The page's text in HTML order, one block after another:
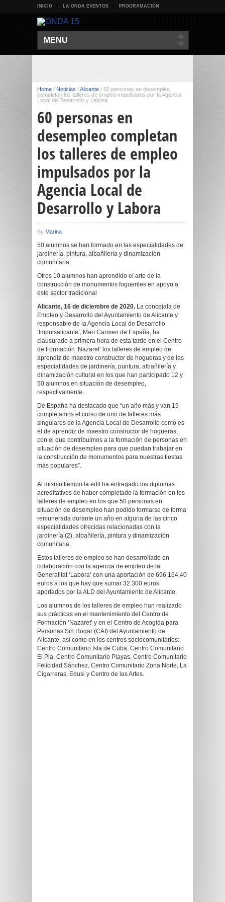
INICIO LA ONDA EVENTOS PROGRAMACIÓN
MENU
Home / Noticias /Alicante / 60 personas en desempleo
completan los talleres de empleo impulsados por la Agencia
Local de Desarrollo y Labora
60 personas en
desempleo completan
los talleres de empleo
impulsados por la
Agencia Local de
Desarrollo y Labora
By Marina
50 alumnos se han formado en las especialidades de
jardinería, pintura, albañilería y dinamización
comunitaria
Otros 10 alumnos han aprendido el arte de la
construcción de monumentos fogueriles en apoyo a
este sector tradicional
Alicante, 16 de diciembre de 2020. La concejala de
Empleo y Desarrollo del Ayuntamiento de Alicante y
responsable de la Agencia Local de Desarrollo
‘Impulsalicante’, Mari Carmen de España, ha
clausurado a primera hora de esta tarde en el Centro
de Formación ‘Nazaret’ los talleres de empleo de
aprendiz de maestro constructor de hogueras y de las
especialidades de jardinería, puntura, albañilería y
dinamización cultural en los que han participado 12 y
50 alumnos en situación de desempleo,
respectivamente.
De España ha destacado que “un año más y van 19
completamos el curso de uno de talleres más
singulares de la Agencia Local de Desarrollo como es
el de aprendiz de maestro constructor de hogueras,
con el que contribuimos a la formación de personas en
situación de desempleo para que puedan trabajar en
la construcción de monumentos para nuestras fiestas
más populares”.
Al mismo tiempo la edil ha entregado los diplomas
acreditativos de haber completado la formación en los
talleres de empleo en los que 50 personas en
situación de desempleo han podido formarse de forma
remunerada durante un año en alguna de las cinco
especialidades ofrecidas relacionadas con la
jardinería (2), albañilería, pintura y dinamización
comunitaria.
Estos talleres de empleo se han desarrollado en
colaboración con la agencia de empleo de la
Generalitat ‘Labora’ con una aportación de 696.164,40
euros a los que hay que sumar 32.300 euros
aportados por la ALD del Ayuntamiento de Alicante.
Los alumnos de los talleres de empleo han realizado
sus prácticas en el mantenimiento del Centro de
Formación ‘Nazaret’ y en el Centro de Acogida para
Personas Sin Hogar (CAI) del Ayuntamiento de
Alicante, así como en los centros sociocomunitarios:
Centro Comunitario Isla de Cuba, Centro Comunitario
El Pla, Centro Comunitario Playas, Centro Comunitario
Felicidad Sánchez, Centro Comunitario Zona Norte, La
Cigarreras, Edusi y Centro de las Artes.